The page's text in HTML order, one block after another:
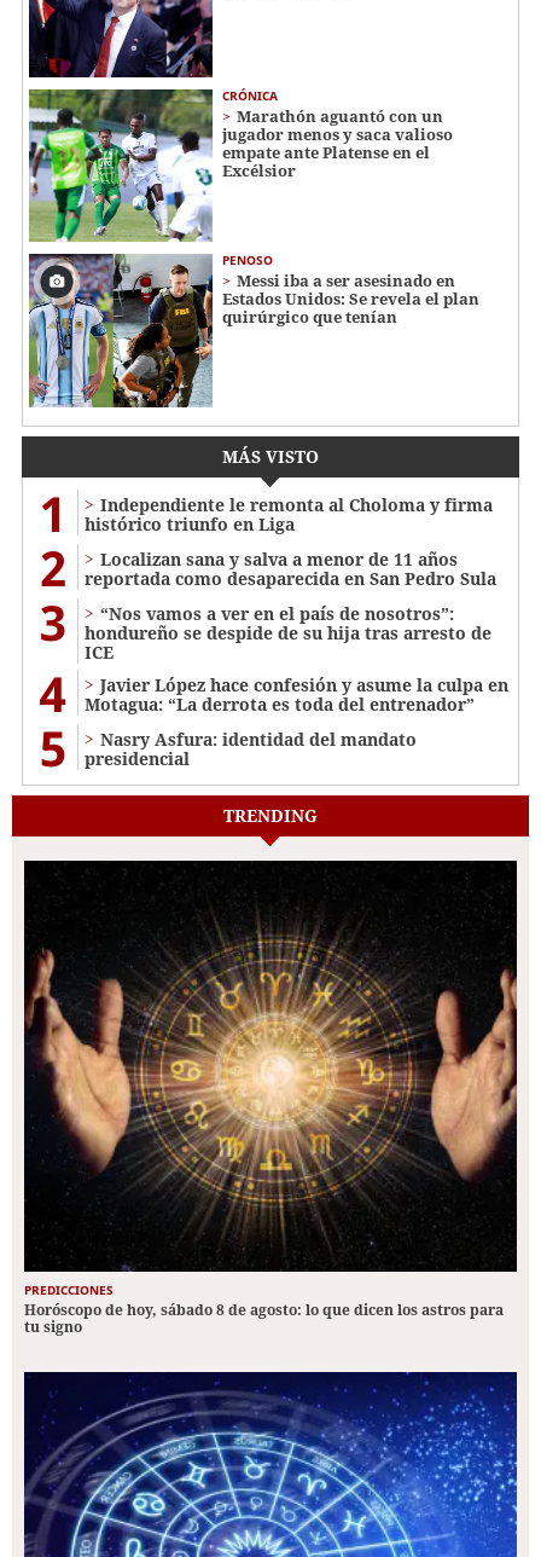
CRÓNICA
Marathón aguantó con un
jugador menos y saca valioso
empate ante Platense en el
Excélsior
PENOSO
Messi iba a ser asesinado en
Estados Unidos: Se revela el plan
quirúrgico que tenían
MÁS VISTO
1
Independiente le remonta al Choloma y firma
histórico triunfo en Liga
2
Localizan sana y salva a menor de 11 años
reportada como desaparecida en San Pedro Sula
3
“Nos vamos a ver en el país de nosotros”:
hondureño se despide de su hija tras arresto de
ICE
4
Javier López hace confesión y asume la culpa en
Motagua: “La derrota es toda del entrenador”
5
Nasry Asfura: identidad del mandato
presidencial
TRENDING
PREDICCIONES
Horóscopo de hoy, sábado 8 de agosto: lo que dicen los astros para
tu signo